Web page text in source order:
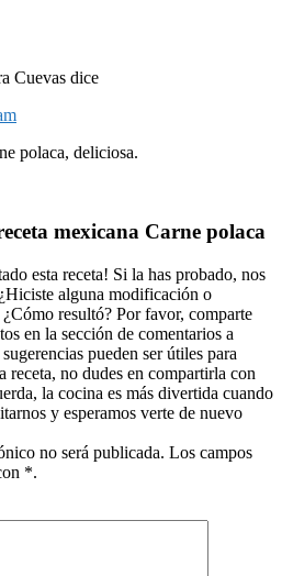
Cuevas dice
polaca, deliciosa.
mexicana Carne polaca
esta receta! Si la has probado, nos
alguna modificación o
resultó? Por favor, comparte
en la sección de comentarios a
pueden ser útiles para
receta, no dudes en compartirla con
la cocina es más divertida cuando
y esperamos verte de nuevo
no será publicada. Los campos
*.